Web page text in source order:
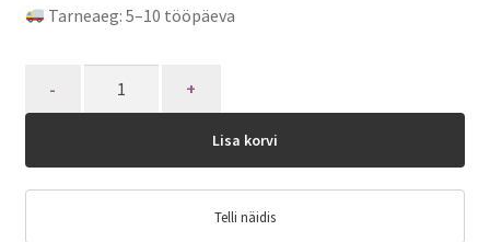
Tarneaeg: 5–10 tööpäeva
Lisa korvi
Telli näidis